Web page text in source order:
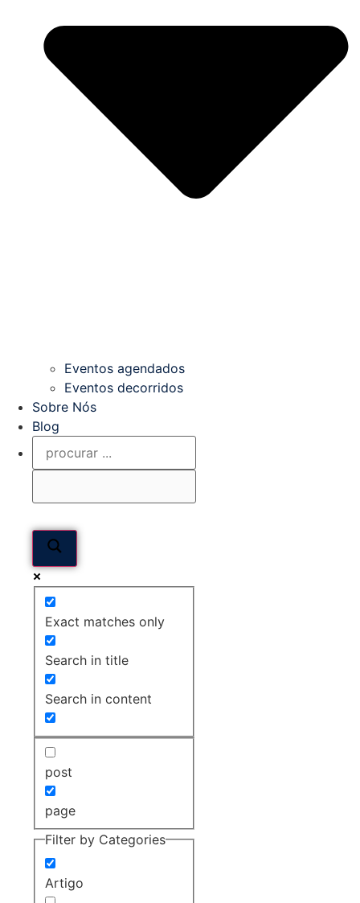
Eventos agendados
Eventos decorridos
Sobre Nós
Blog
Exact matches only
Search in title
Search in content
post
page
Filter by Categories
Artigo